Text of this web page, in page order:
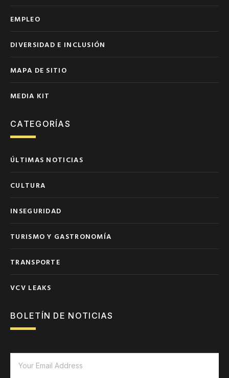
EMPLEO
DIVERSIDAD E INCLUSIÓN
MAPA DE SITIO
MEDIA KIT
CATEGORÍAS
ÚLTIMAS NOTICIAS
CULTURA
INSEGURIDAD
TURISMO Y GASTRONOMÍA
TRANSPORTE
VCV LEAKS
BOLETÍN DE NOTICIAS